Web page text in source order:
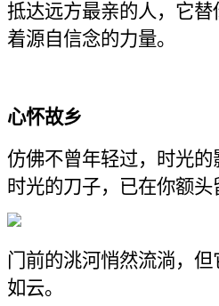
抵达远方最亲的人，它
着源自信念的力量。
心怀故乡
仿佛不曾年轻过，时光
时光的刀子，已在你额头
门前的洮河悄然流淌，
如云。